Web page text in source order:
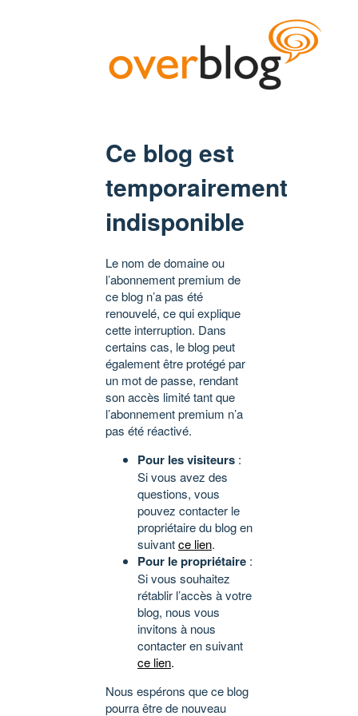
Ce blog est
temporairement
indisponible
Le nom de domaine ou
l’abonnement premium de
ce blog n’a pas été
renouvelé, ce qui explique
cette interruption. Dans
certains cas, le blog peut
également être protégé par
un mot de passe, rendant
son accès limité tant que
l’abonnement premium n’a
pas été réactivé.
Pour les visiteurs :
Si vous avez des
questions, vous
pouvez contacter le
propriétaire du blog en
suivantce lien.
Pour le propriétaire :
Si vous souhaitez
rétablir l’accès à votre
blog, nous vous
invitons à nous
contacter en suivant
ce lien.
Nous espérons que ce blog
pourra être de nouveau